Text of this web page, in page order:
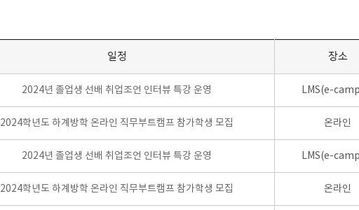
일정 장소
2024년 졸업생 선배 취업조언 인터뷰 특강 운영 LMS(e-
2024학년도 하계방학 온라인 직무부트캠프 참가학생 모집 온라인
2024년 졸업생 선배 취업조언 인터뷰 특강 운영 LMS(e-
2024학년도 하계방학 온라인 직무부트캠프 참가학생 모집 온라인